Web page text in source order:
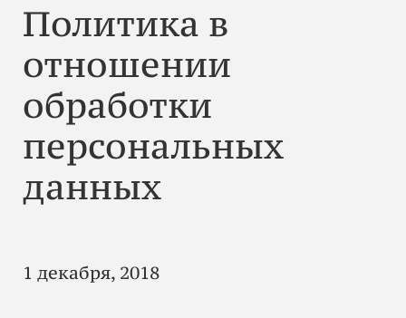
Политика в
отношении
обработки
персональных
данных
1 декабря, 2018